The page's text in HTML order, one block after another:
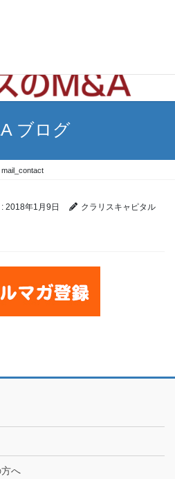
ブログ
mail_contact
2018年1月9日 クラリスキャピタル
へ